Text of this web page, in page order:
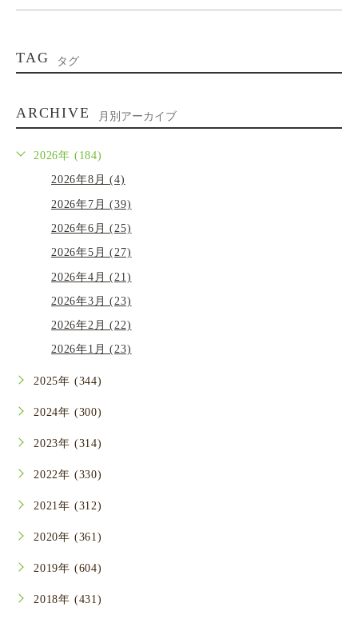
TAG タグ
ARCHIVE 月別アーカイブ
2026年 (184)
2026年8月 (4)
2026年7月 (39)
2026年6月 (25)
2026年5月 (27)
2026年4月 (21)
2026年3月 (23)
2026年2月 (22)
2026年1月 (23)
2025年 (344)
2024年 (300)
2023年 (314)
2022年 (330)
2021年 (312)
2020年 (361)
2019年 (604)
2018年 (431)